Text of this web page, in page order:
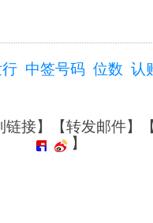
中签号码 位数 认
链接】【转发邮件】
】